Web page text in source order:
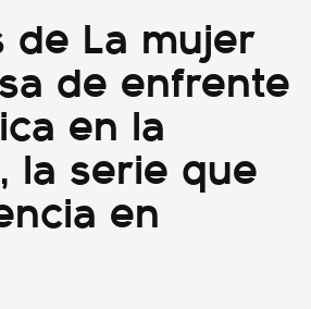
de La mujer
de enfrente
en la
la serie que
en